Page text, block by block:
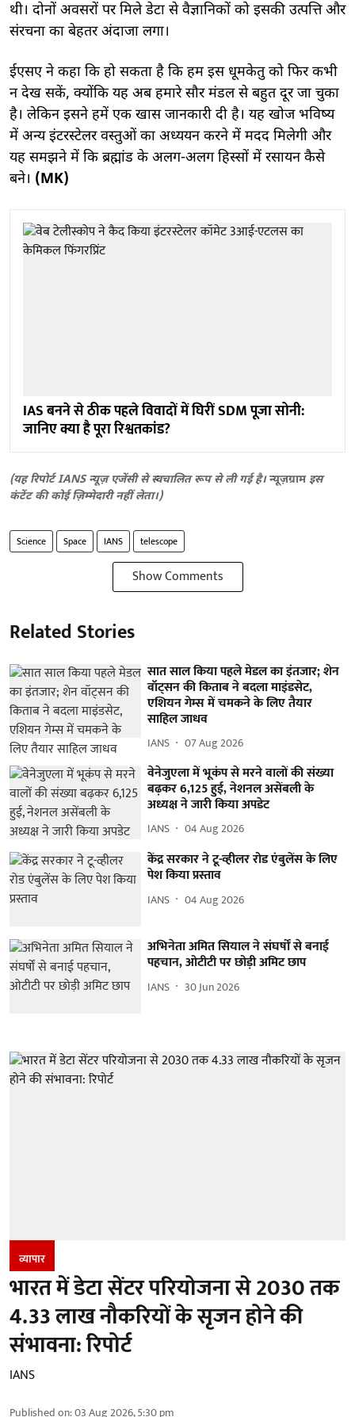
थी। दोनों अवसरों पर मिले डेटा से वैज्ञानिकों को इसकी उत्पत्ति और
संरचना का बेहतर अंदाजा लगा।
ईएसए ने कहा कि हो सकता है कि हम इस धूमकेतु को फिर कभी
न देख सकें, क्योंकि यह अब हमारे सौर मंडल से बहुत दूर जा चुका
है। लेकिन इसने हमें एक खास जानकारी दी है। यह खोज भविष्य
में अन्य इंटरस्टेलर वस्तुओं का अध्ययन करने में मदद मिलेगी और
यह समझने में कि ब्रह्मांड के अलग-अलग हिस्सों में रसायन कैसे
बने। (MK)
IAS बनने से ठीक पहले विवादों में घिरीं SDM पूजा सोनी:
जानिए क्या है पूरा रिश्वतकांड?
(यह रिपोर्ट IANS न्यूज़ एजेंसी से स्वचालित रूप से ली गई है।न्यूज़ग्राम इस
कंटेंट की कोई ज़िम्मेदारी नहीं लेता।)
Science Space IANS telescope
Show Comments
Related Stories
सात साल किया पहले मेडल का इंतजार; शेन
वॉट्सन की किताब ने बदला माइंडसेट,
एशियन गेम्स में चमकने के लिए तैयार
साहिल जाधव
IANS 07 Aug 2026
वेनेजुएला में भूकंप से मरने वालों की संख्या
बढ़कर 6,125 हुई, नेशनल असेंबली के
अध्यक्ष ने जारी किया अपडेट
IANS 04 Aug 2026
केंद्र सरकार ने टू-व्हीलर रोड एंबुलेंस के लिए
पेश किया प्रस्ताव
IANS 04 Aug 2026
अभिनेता अमित सियाल ने संघर्षों से बनाई
पहचान, ओटीटी पर छोड़ी अमिट छाप
IANS 30 Jun 2026
व्यापार
भारत में डेटा सेंटर परियोजना से 2030 तक
4.33 लाख नौकरियों के सृजन होने की
संभावना: रिपोर्ट
IANS
Published on:03 Aug 2026, 5:30 pm